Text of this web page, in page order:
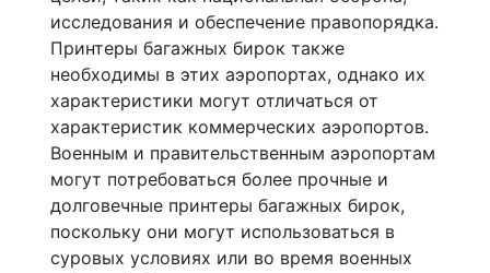
исследования и обеспечение правопорядка.
Принтеры багажных бирок также
необходимы в этих аэропортах, однако их
характеристики могут отличаться от
характеристик коммерческих аэропортов.
Военным и правительственным аэропортам
могут потребоваться более прочные и
долговечные принтеры багажных бирок,
поскольку они могут использоваться в
суровых условиях или во время военных